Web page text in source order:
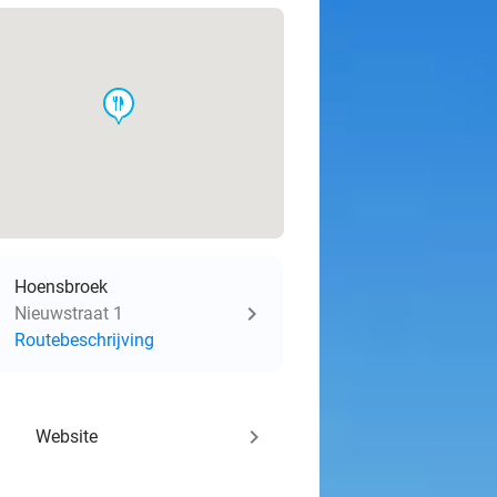
food
Hoensbroek
Nieuwstraat 1
Routebeschrijving
Website keyboard_arrow_right